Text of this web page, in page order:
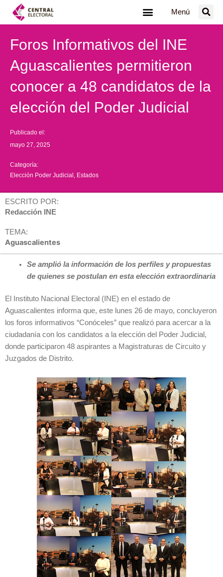
Menú
Foros Informativos del INE
Aguascalientes permitieron
conocer a 48 candidatos de la
elección del Poder Judicial
Publicado el:
mayo 27, 2025
Categoría:
Elección Poder Judicial Estados
ESCRITO POR:
Redacción INE
TEMA:
Aguascalientes
Se amplió la información de los perfiles y propuestas
de quienes se postulan en esta elección extraordinaria
El Instituto Nacional Electoral (INE) en el estado de
Aguascalientes informa que, este lunes 26 de mayo, concluyeron
los foros informativos “Conóceles” que realizó para acercar a la
ciudadanía con los candidatos a la elección del Poder Judicial,
donde participaron 48 aspirantes a Magistraturas de Circuito y
Juzgados de Distrito.